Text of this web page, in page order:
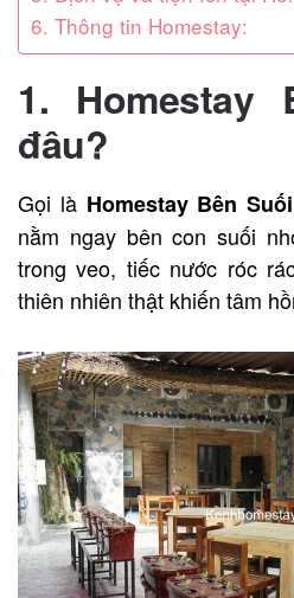
6. Thông tin Homestay:
1. Homestay
đâu?
Gọi là Homestay Bên Suối
nằm ngay bên con suối
trong veo, tiếc nước róc
thiên nhiên thật khiến tâm